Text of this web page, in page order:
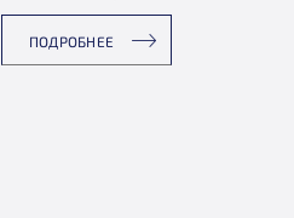
ПОДРОБНЕЕ